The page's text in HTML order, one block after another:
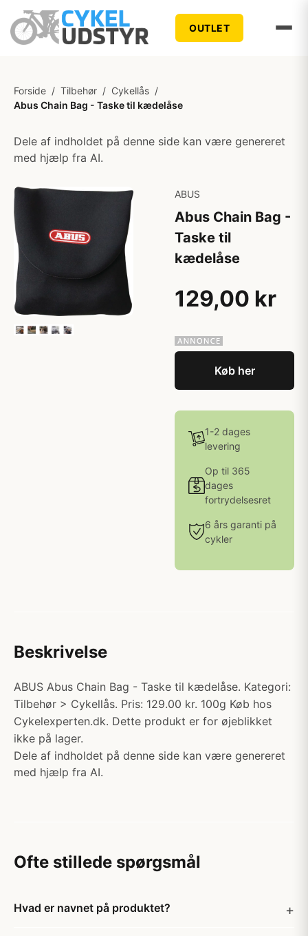
OUTLET
Forside / Tilbehør / Cykellås /
Abus Chain Bag - Taske til kædelåse
Dele af indholdet på denne side kan være genereret
med hjælp fra AI.
ABUS
Abus Chain Bag -
Taske til
kædelåse
129,00 kr
Køb her
1-2 dages
levering
Op til 365
dages
fortrydelsesret
6 års garanti på
cykler
Beskrivelse
ABUS Abus Chain Bag - Taske til kædelåse. Kategori:
Tilbehør > Cykellås. Pris: 129.00 kr. 100g Køb hos
Cykelexperten.dk. Dette produkt er for øjeblikket
ikke på lager.
Dele af indholdet på denne side kan være genereret
med hjælp fra AI.
Ofte stillede spørgsmål
Hvad er navnet på produktet?